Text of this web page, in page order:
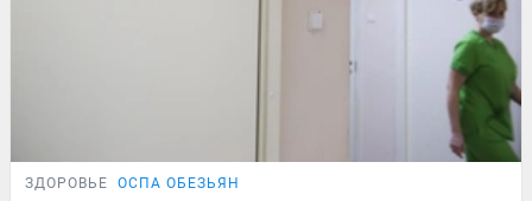
ЗДОРОВЬЕ ОСПА ОБЕЗЬЯН